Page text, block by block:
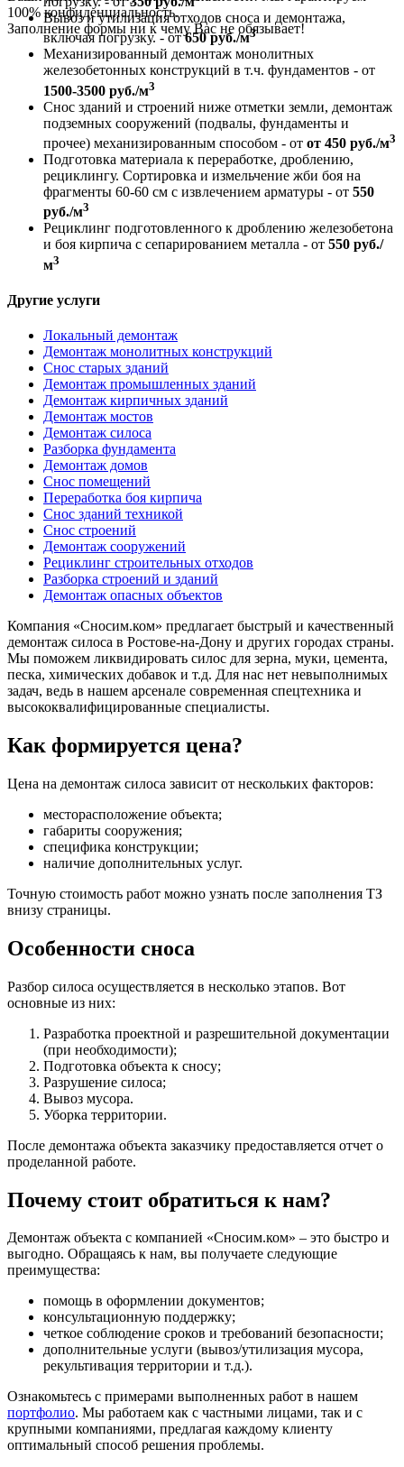
100% конфиденциальность.
Заполнение формы ни к чему Вас не обязывает!
Вывоз и утилизация отходов сноса и демонтажа,
включая погрузку. - от650 руб./м3
Механизированный демонтаж монолитных
железобетонных конструкций в т.ч. фундаментов - от
1500-3500 руб./м3
Снос зданий и строений ниже отметки земли, демонтаж
подземных сооружений (подвалы, фундаменты и
прочее) механизированным способом - от от 450 руб./м3
Подготовка материала к переработке, дроблению,
рециклингу. Сортировка и измельчение жби боя на
фрагменты 60-60 см с извлечением арматуры - от 550
руб./м3
Рециклинг подготовленного к дроблению железобетона
и боя кирпича с сепарированием металла - от 550 руб./
м3
Другие услуги
Локальный демонтаж
Демонтаж монолитных конструкций
Снос старых зданий
Демонтаж промышленных зданий
Демонтаж кирпичных зданий
Демонтаж мостов
Демонтаж силоса
Разборка фундамента
Демонтаж домов
Снос помещений
Переработка боя кирпича
Снос зданий техникой
Снос строений
Демонтаж сооружений
Рециклинг строительных отходов
Разборка строений и зданий
Демонтаж опасных объектов
Компания «Сносим.ком» предлагает быстрый и качественный
демонтаж силоса в Ростове-на-Дону и других городах страны.
Мы поможем ликвидировать силос для зерна, муки, цемента,
песка, химических добавок и т.д. Для нас нет невыполнимых
задач, ведь в нашем арсенале современная спецтехника и
высококвалифицированные специалисты.
Как формируется цена?
Цена на демонтаж силоса зависит от нескольких факторов:
месторасположение объекта;
габариты сооружения;
специфика конструкции;
наличие дополнительных услуг.
Точную стоимость работ можно узнать после заполнения ТЗ
внизу страницы.
Особенности сноса
Разбор силоса осуществляется в несколько этапов. Вот
основные из них:
Разработка проектной и разрешительной документации
(при необходимости);
Подготовка объекта к сносу;
Разрушение силоса;
Вывоз мусора.
Уборка территории.
После демонтажа объекта заказчику предоставляется отчет о
проделанной работе.
Почему стоит обратиться к нам?
Демонтаж объекта с компанией «Сносим.ком» – это быстро и
выгодно. Обращаясь к нам, вы получаете следующие
преимущества:
помощь в оформлении документов;
консультационную поддержку;
четкое соблюдение сроков и требований безопасности;
дополнительные услуги (вывоз/утилизация мусора,
рекультивация территории и т.д.).
Ознакомьтесь с примерами выполненных работ в нашем
портфолио. Мы работаем как с частными лицами, так и с
крупными компаниями, предлагая каждому клиенту
оптимальный способ решения проблемы.